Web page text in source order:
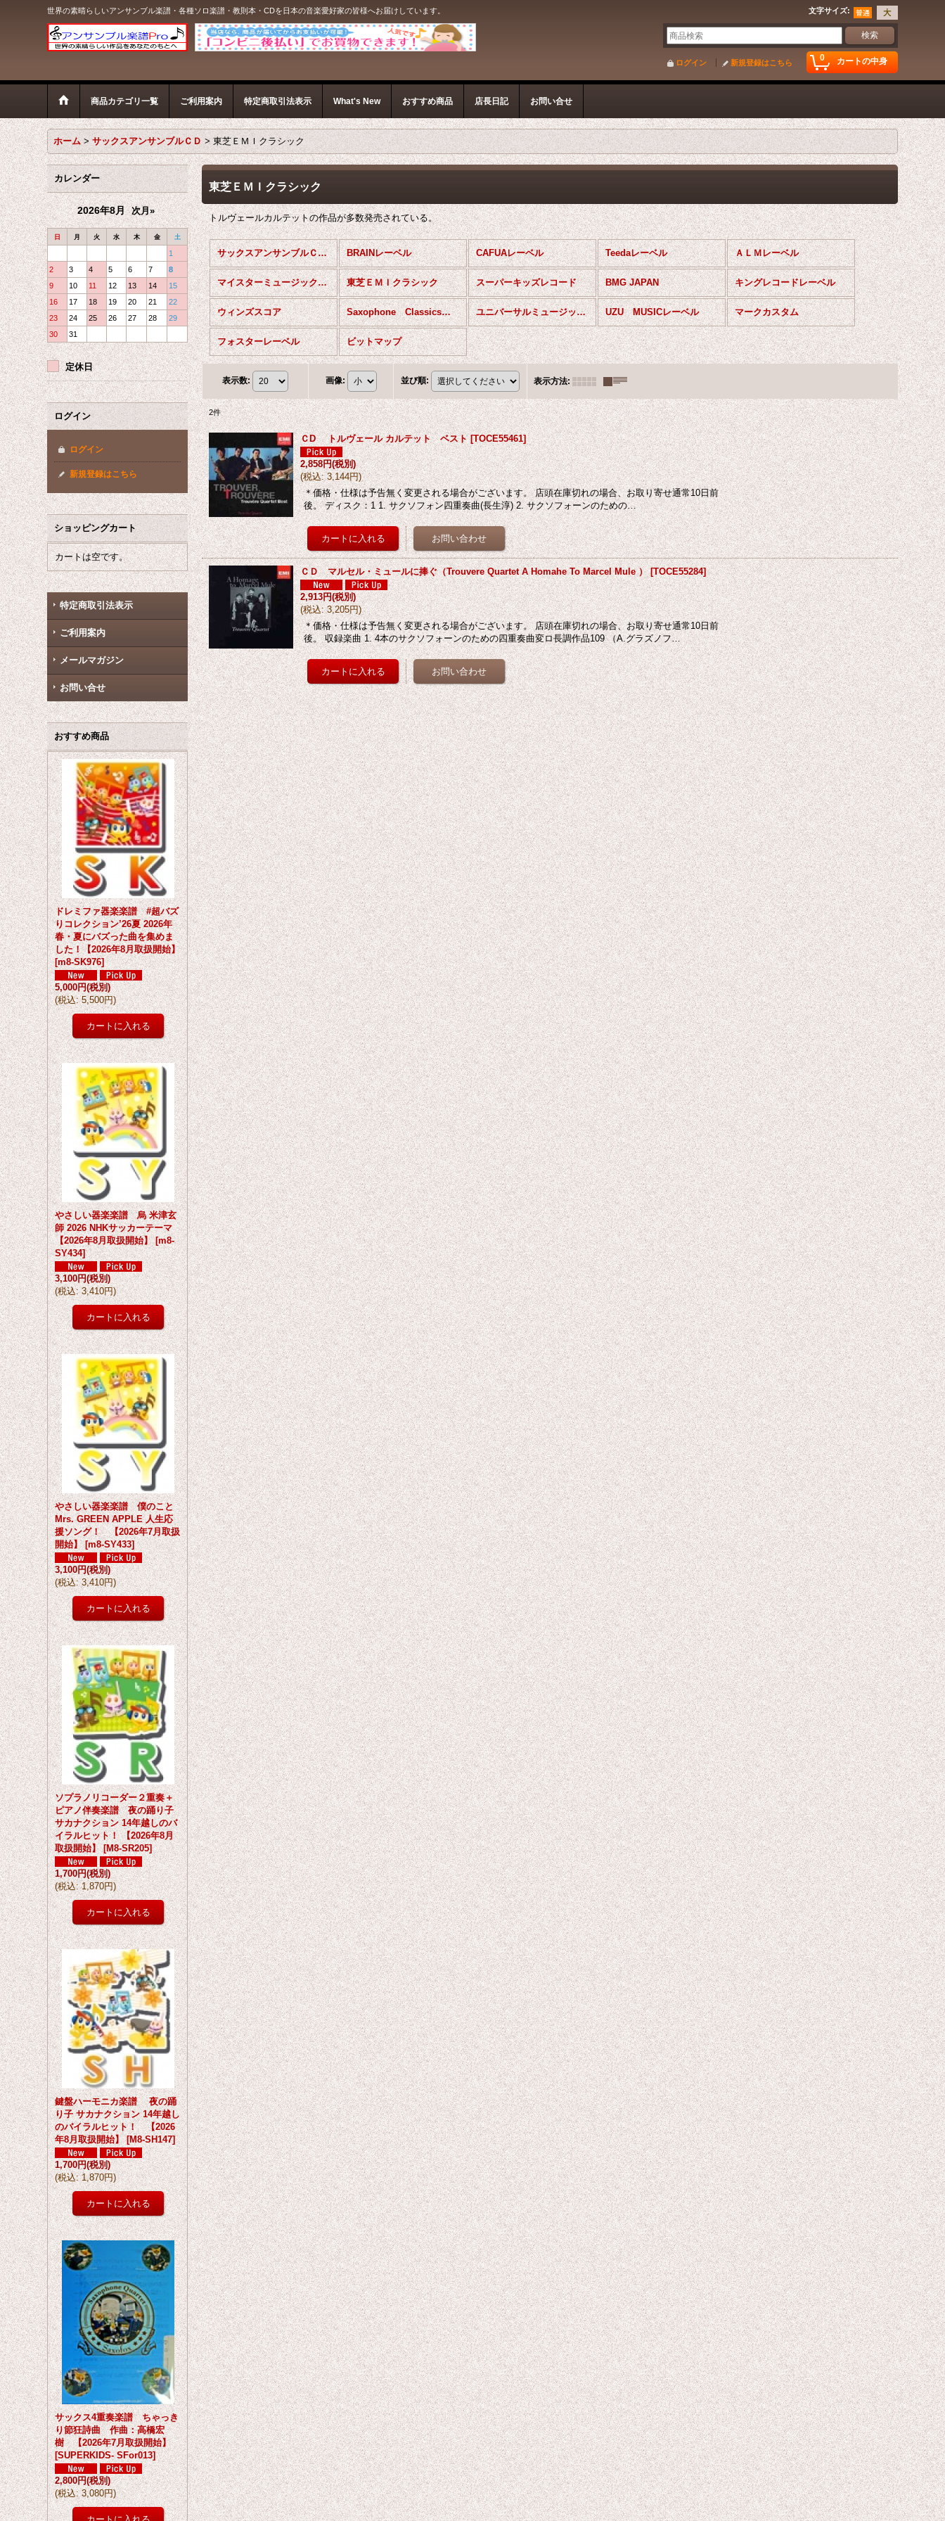
世界の素晴らしいアンサンブル楽譜・各種ソロ楽譜・教則本・CDを日本の音楽愛好家の皆様へお届けしています。 文字サイズ:
0 カートの中身
ログイン 新規登録はこちら
商品カテゴリ一覧 ご利用案内 特定商取引法表示 What's New おすすめ商品 店長日記 お問い合せ
ホーム > サックスアンサンブルＣＤ > 東芝ＥＭＩクラシック
カレンダー
2026年8月 次月»
日 月 火 水 木 金 土
1
2
3 4 5 6 7
8
9
10 11 12 13 14
15
16
17 18 19 20 21
22
23
24 25 26 27 28
29
30
31
定休日
ログイン
ログイン
新規登録はこちら
ショッピングカート
カートは空です。
特定商取引法表示
ご利用案内
メールマガジン
お問い合せ
おすすめ商品
ドレミファ器楽楽譜 #超バズ
りコレクション’26夏 2026年
春・夏にバズった曲を集めま
した！【2026年8月取扱開始】
[m8-SK976]
5,000円(税別)
(税込: 5,500円)
やさしい器楽楽譜 烏 米津玄
師 2026 NHKサッカーテーマ
【2026年8月取扱開始】 [m8-
SY434]
3,100円(税別)
(税込: 3,410円)
やさしい器楽楽譜 僕のこと
Mrs. GREEN APPLE 人生応
援ソング！ 【2026年7月取扱
開始】 [m8-SY433]
3,100円(税別)
(税込: 3,410円)
ソプラノリコーダー２重奏＋
ピアノ伴奏楽譜 夜の踊り子
サカナクション 14年越しのバ
イラルヒット！ 【2026年8月
取扱開始】 [M8-SR205]
1,700円(税別)
(税込: 1,870円)
鍵盤ハーモニカ楽譜 夜の踊
り子 サカナクション 14年越し
のバイラルヒット！ 【2026
年8月取扱開始】 [M8-SH147]
1,700円(税別)
(税込: 1,870円)
サックス4重奏楽譜 ちゃっき
り節狂詩曲 作曲：高橋宏
樹 【2026年7月取扱開始】
[SUPERKIDS- SFor013]
2,800円(税別)
(税込: 3,080円)
東芝ＥＭＩクラシック
トルヴェールカルテットの作品が多数発売されている。
サックスアンサンブルＣＤ (全商品) BRAINレーベル CAFUAレーベル Teedaレーベル ＡＬＭレーベル
マイスターミュージックレーベル 東芝ＥＭＩクラシック スーパーキッズレコード BMG JAPAN キングレコードレーベル
ウィンズスコア Saxophone Classicsレーベル ユニバーサルミュージックジャパン UZU MUSICレーベル マークカスタム
フォスターレーベル ビットマップ
表示数: 画像: 並び順: 表示方法:
2件
ＣD トルヴェール カルテット ベスト [TOCE55461]
2,858円(税別)
(税込: 3,144円)
＊価格・仕様は予告無く変更される場合がございます。 店頭在庫切れの場合、お取り寄せ通常10日前
後。 ディスク：1 1. サクソフォン四重奏曲(長生淳) 2. サクソフォーンのための…
ＣＤ マルセル・ミュールに捧ぐ（Trouvere Quartet A Homahe To Marcel Mule ） [TOCE55284]
2,913円(税別)
(税込: 3,205円)
＊価格・仕様は予告無く変更される場合がございます。 店頭在庫切れの場合、お取り寄せ通常10日前
後。 収録楽曲 1. 4本のサクソフォーンのための四重奏曲変ロ長調作品109 （A.グラズノフ…